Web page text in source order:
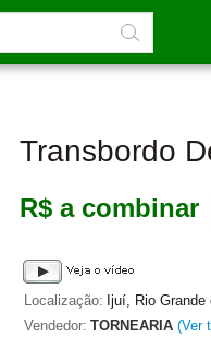
Transbordo
R$ a combinar
Localização: Ijuí, Rio
Vendedor: TORNEARIA (Ver